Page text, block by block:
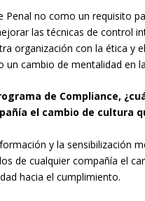
Penal no como un requisito
las técnicas de control
organización con la ética y
un cambio de mentalidad
de Compliance,
el cambio de cultura
y la sensibilización
de cualquier compañía el
hacia el cumplimiento.